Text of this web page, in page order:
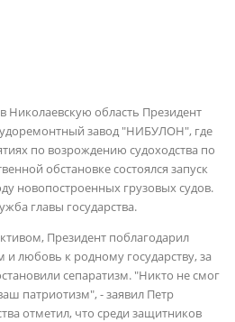
Николаевскую область Президент
завод "НИБУЛОН", где
по возрождению судоходства по
обстановке состоялся запуск
новопостроенных грузовых судов.
главы государства.
Президент поблагодарил
и любовь к родному государству, за
сепаратизм. "Никто не смог
патриотизм", - заявил Петр
отметил, что среди защитников